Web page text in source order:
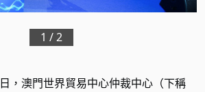
1 /2
日，澳門世界貿易中心仲裁中心（下稱